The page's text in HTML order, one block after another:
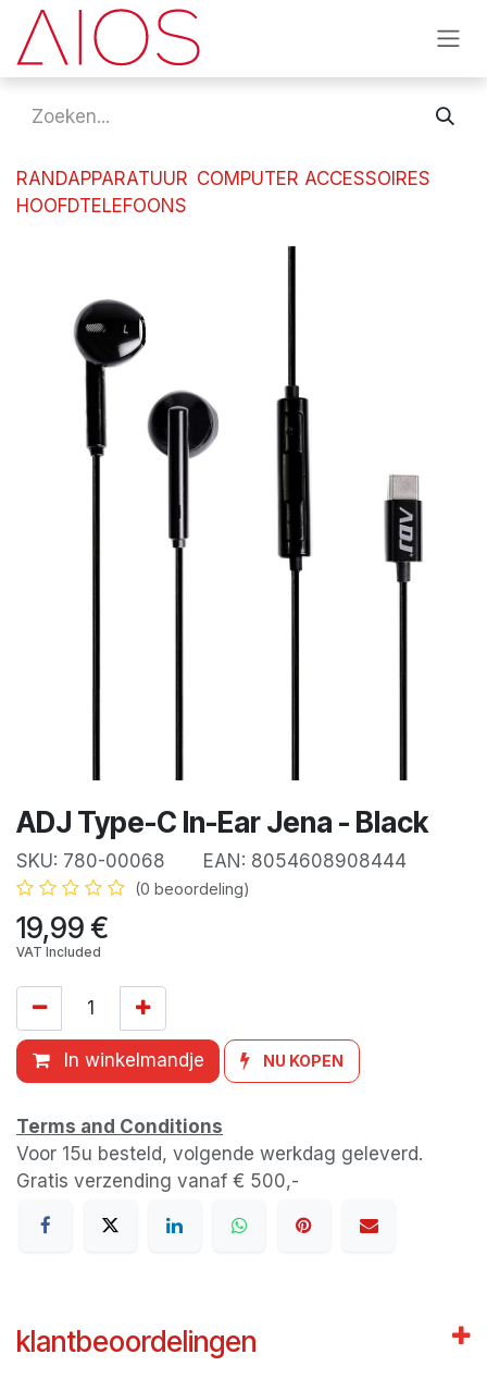
Overslaan naar inhoud
RANDAPPARATUUR COMPUTER ACCESSOIRES
HOOFDTELEFOONS
ADJ Type-C In-Ear Jena - Black
SKU: 780-00068 EAN: 8054608908444
(0 beoordeling)
19,99€
VAT Included
In winkelmandje NU KOPEN
Terms and Conditions
Voor 15u besteld, volgende werkdag geleverd.
Gratis verzending vanaf € 500,-
klantbeoordelingen